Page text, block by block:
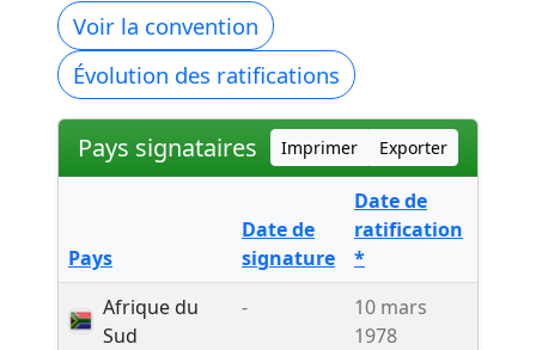
Voir la convention
Évolution des ratifications
Pays signataires Imprimer Exporter
Pays
Date de
signature
Date de
ratification
*
Afrique du
Sud
-
10 mars
1978